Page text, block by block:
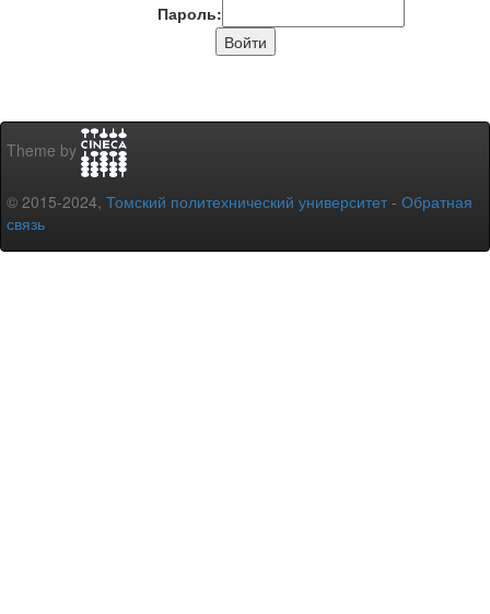
Пароль:
Theme by
© 2015-2024, Томский политехнический университет - Обратная
связь